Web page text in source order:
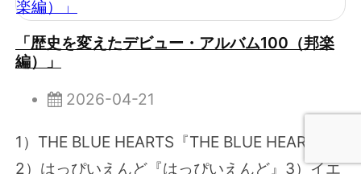
「歴史を変えたデビュー・アルバム100（邦楽
編）」
2026-04-21
1）THE BLUE HEARTS『THE BLUE HEARTS』
2）はっぴいえんど『はっぴいえんど』3）イエ